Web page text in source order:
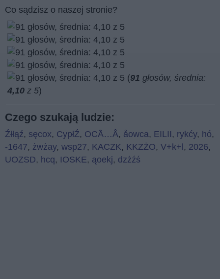
Co sądzisz o naszej stronie?
(91 głosów, średnia:
4,10 z 5)
Czego szukają ludzie:
Źłłąź, sęcox, CypłŹ, OCÃ…Â, åowca, EILII , rykćy, hó,
-1647, żwżay, wsp27, KACZK, KKZŻO, V+k+l , 2026,
UOZSD, hcq, IOSKE, ąoekj, dzżźś